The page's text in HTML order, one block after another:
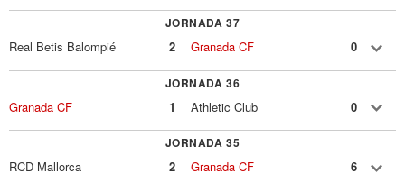
JORNADA 37
Real Betis Balompié 2 Granada CF 0
JORNADA 36
Granada CF 1 Athletic Club 0
JORNADA 35
RCD Mallorca 2 Granada CF 6